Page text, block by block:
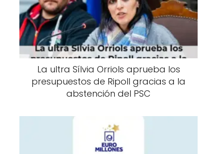
La ultra Sílvia Orriols aprueba los
presupuestos de Ripoll gracias a la
abstención del PSC